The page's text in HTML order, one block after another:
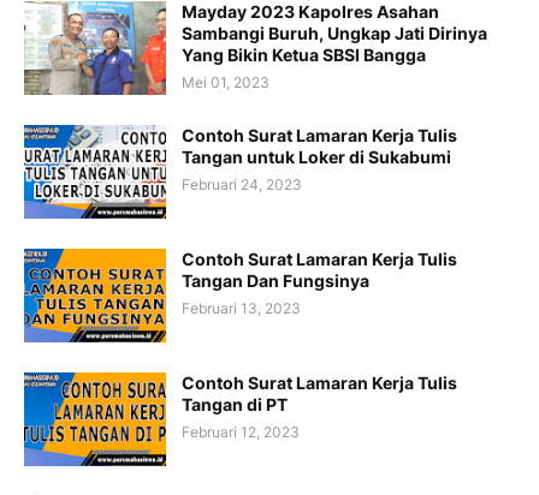
Mayday 2023 Kapolres Asahan
Sambangi Buruh, Ungkap Jati Dirinya
Yang Bikin Ketua SBSI Bangga
Mei 01, 2023
Contoh Surat Lamaran Kerja Tulis
Tangan untuk Loker di Sukabumi
Februari 24, 2023
Contoh Surat Lamaran Kerja Tulis
Tangan Dan Fungsinya
Februari 13, 2023
Contoh Surat Lamaran Kerja Tulis
Tangan di PT
Februari 12, 2023